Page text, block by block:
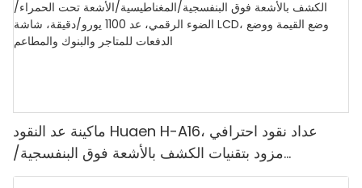
ماكينة عد النقود Huaen H-A16، عداد نقود احترافي
مزود بتقنيات الكشف بالأشعة فوق البنفسجية/
المغناطيسية/الأشعة تحت الحمراء/الضوء الرقمي، عد